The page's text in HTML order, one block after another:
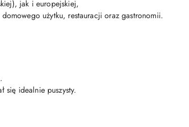
jak i europejskiej,
użytku, restauracji oraz gastronomii.
się idealnie puszysty.